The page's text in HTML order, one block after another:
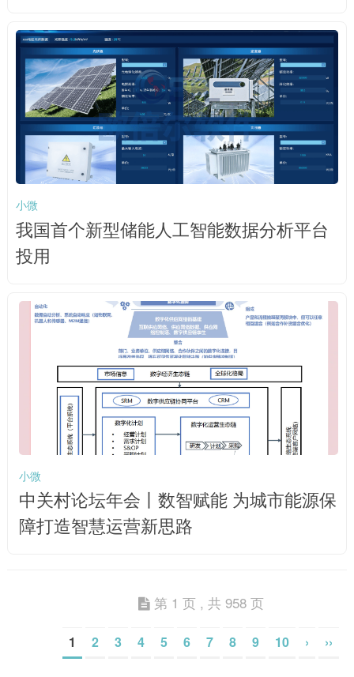
小微
我国首个新型储能人工智能数据分析平台
投用
小微
中关村论坛年会丨数智赋能 为城市能源保
障打造智慧运营新思路
第 1 页 , 共 958 页
1 2 3 4 5 6 7 8 9 10 › ››